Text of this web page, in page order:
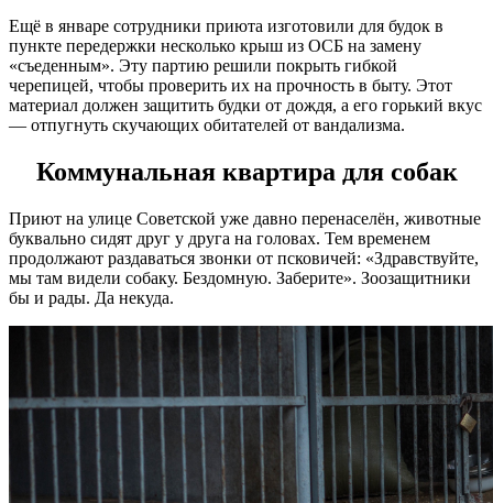
Ещё в январе сотрудники приюта изготовили для будок в
пункте передержки несколько крыш из ОСБ на замену
«съеденным». Эту партию решили покрыть гибкой
черепицей, чтобы проверить их на прочность в быту. Этот
материал должен защитить будки от дождя, а его горький вкус
— отпугнуть скучающих обитателей от вандализма.
Коммунальная квартира для собак
Приют на улице Советской уже давно перенаселён, животные
буквально сидят друг у друга на головах. Тем временем
продолжают раздаваться звонки от псковичей: «Здравствуйте,
мы там видели собаку. Бездомную. Заберите». Зоозащитники
бы и рады. Да некуда.